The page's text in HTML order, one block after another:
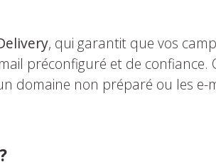
, qui garantit que vos
préconfiguré et de confiance.
domaine non préparé ou les